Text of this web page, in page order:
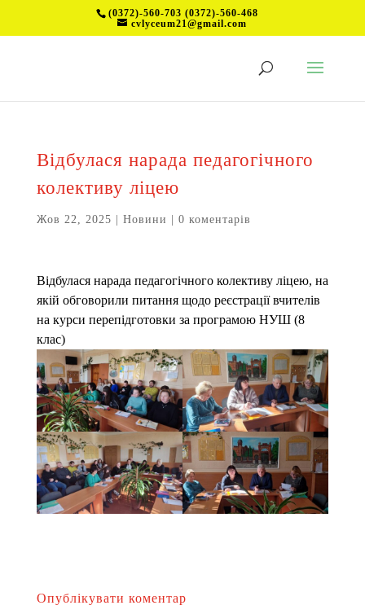
(0372)-560-703 (0372)-560-468
cvlyceum21@gmail.com
Відбулася нарада педагогічного
колективу ліцею
Жов 22, 2025 Новини 0 коментарів
Відбулася нарада педагогічного колективу ліцею, на
якій обговорили питання щодо реєстрації вчителів
на курси перепідготовки за програмою НУШ (8
клас)
Опублікувати коментар